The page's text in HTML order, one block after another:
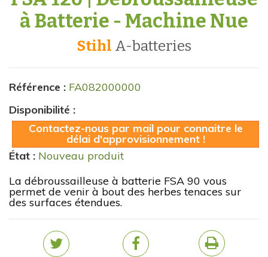
à Batterie - Machine Nue
Stihl a-batteries
Référence : FA082000000
Disponibilité :
Contactez-nous par mail pour connaitre le
délai d'approvisionnement !
État : Nouveau produit
La débroussailleuse à batterie FSA 90 vous
permet de venir à bout des herbes tenaces sur
des surfaces étendues.